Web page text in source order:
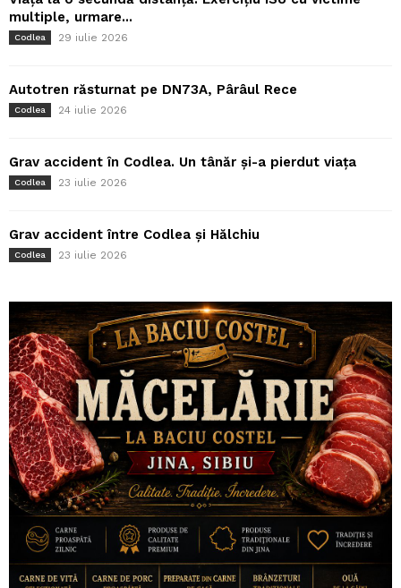
multiple, urmare...
Codlea 29 iulie 2026
Autotren răsturnat pe DN73A, Pârâul Rece
Codlea 24 iulie 2026
Grav accident în Codlea. Un tânăr și-a pierdut viața
Codlea 23 iulie 2026
Grav accident între Codlea și Hălchiu
Codlea 23 iulie 2026